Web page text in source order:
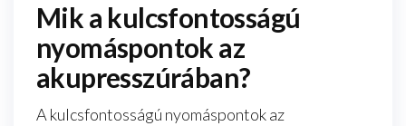
Mik a kulcsfontosságú
nyomáspontok az
akupresszúrában?
A kulcsfontosságú nyomáspontok az